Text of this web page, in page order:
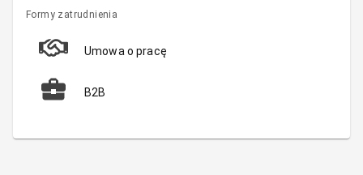
Formy zatrudnienia
Umowa o pracę
B2B